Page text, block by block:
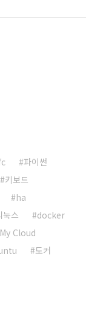
파이썬
키보드
ha
눅스
docker
My Cloud
도커